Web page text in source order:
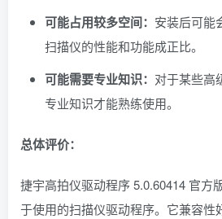
可能占用较多空间： 安装后可能
扫描仪的性能和功能成正比。
可能需要专业知识： 对于某些高
专业知识才能熟练使用。
总体评价：
捷宇高拍仪驱动程序 5.0.60414 官方
于使用的扫描仪驱动程序。它兼容性